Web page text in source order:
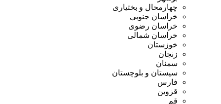
چهارمحال و بختیاری
خراسان جنوبی
خراسان رضوی
خراسان شمالی
خوزستان
زنجان
سمنان
سیستان و بلوچستان
فارس
قزوین
قم